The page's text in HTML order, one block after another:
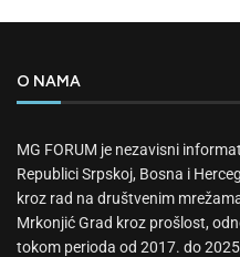
O NAMA
MG FORUM je nezavisni
Republici Srpskoj, Bosna i
kroz rad na društvenim
Mrkonjić Grad kroz prošlost,
tokom perioda od 2017. do